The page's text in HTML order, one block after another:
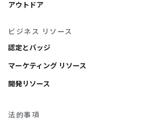
アウトドア
ビジネス リソース
認定とバッジ
マーケティング リソース
開発リソース
法的事項